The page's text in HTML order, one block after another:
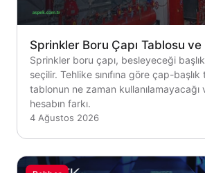
Sprinkler Boru Çapı Tablosu
Sprinkler boru çapı, besleyeceği başlık
seçilir. Tehlike sınıfına göre çap-başlık
tablonun ne zaman kullanılamayacağı
hesabın farkı.
4 Ağustos 2026